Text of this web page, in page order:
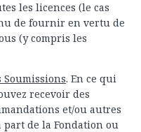
les licences (le cas
de fournir en vertu de
(y compris les
. En ce qui
recevoir des
et/ou autres
part de la Fondation ou